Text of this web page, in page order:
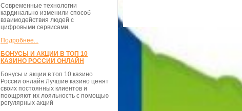
Современные технологии
кардинально изменили способ
взаимодействия людей с
цифровыми сервисами.
Подробнее...
БОНУСЫ И АКЦИИ В ТОП 10
КАЗИНО РОССИИ ОНЛАЙН
Бонусы и акции в топ 10 казино
России онлайн Лучшие казино ценят
своих постоянных клиентов и
поощряют их лояльность с помощью
регулярных акций